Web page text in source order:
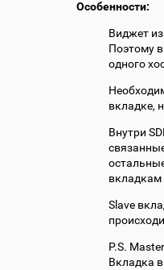
Особенности:
Виджет
Поэтому
одного
вкладке,
Внутри
вкладкам
Slave
P.S.
Вкладка